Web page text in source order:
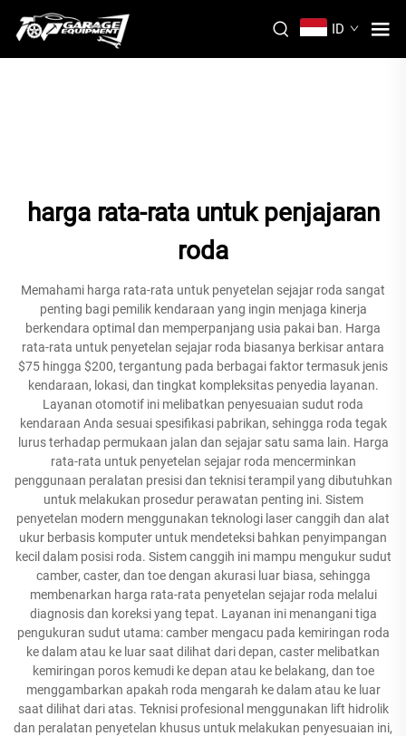
ID
harga rata-rata untuk penjajaran
roda
Memahami harga rata-rata untuk penyetelan sejajar roda sangat
penting bagi pemilik kendaraan yang ingin menjaga kinerja
berkendara optimal dan memperpanjang usia pakai ban. Harga
rata-rata untuk penyetelan sejajar roda biasanya berkisar antara
$75 hingga $200, tergantung pada berbagai faktor termasuk jenis
kendaraan, lokasi, dan tingkat kompleksitas penyedia layanan.
Layanan otomotif ini melibatkan penyesuaian sudut roda
kendaraan Anda sesuai spesifikasi pabrikan, sehingga roda tegak
lurus terhadap permukaan jalan dan sejajar satu sama lain. Harga
rata-rata untuk penyetelan sejajar roda mencerminkan
penggunaan peralatan presisi dan teknisi terampil yang dibutuhkan
untuk melakukan prosedur perawatan penting ini. Sistem
penyetelan modern menggunakan teknologi laser canggih dan alat
ukur berbasis komputer untuk mendeteksi bahkan penyimpangan
kecil dalam posisi roda. Sistem canggih ini mampu mengukur sudut
camber, caster, dan toe dengan akurasi luar biasa, sehingga
membenarkan harga rata-rata penyetelan sejajar roda melalui
diagnosis dan koreksi yang tepat. Layanan ini menangani tiga
pengukuran sudut utama: camber mengacu pada kemiringan roda
ke dalam atau ke luar saat dilihat dari depan, caster melibatkan
kemiringan poros kemudi ke depan atau ke belakang, dan toe
menggambarkan apakah roda mengarah ke dalam atau ke luar
saat dilihat dari atas. Teknisi profesional menggunakan lift hidrolik
dan peralatan penyetelan khusus untuk melakukan penyesuaian ini,